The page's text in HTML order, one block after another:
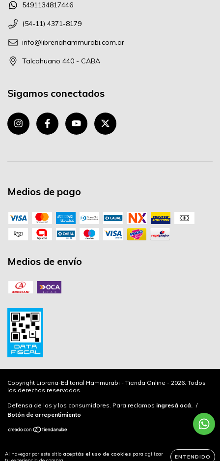
Al navegar por este sitio aceptás el uso de cookies para agilizar
ENTENDIDO
5491134817446
(54-11) 4371-8179
info@libreriahammurabi.com.ar
Talcahuano 440 - CABA
Sigamos conectados
Medios de pago
Medios de envío
Copyright Libreria-Editorial Hammurabi - Tienda Online - 2026. Todos
los derechos reservados.
Defensa de las y los consumidores. Para reclamos ingresá acá. /
Botón de arrepentimiento